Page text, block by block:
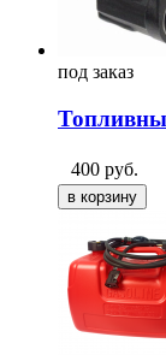
под заказ
400 руб.